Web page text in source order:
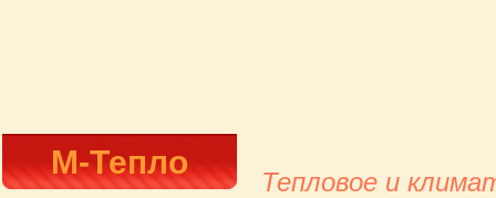
М-Тепло
Тепловое и